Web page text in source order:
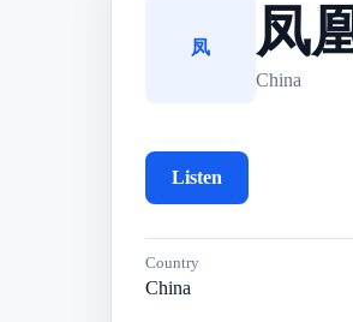
凤 凤
China
Listen
Country
China